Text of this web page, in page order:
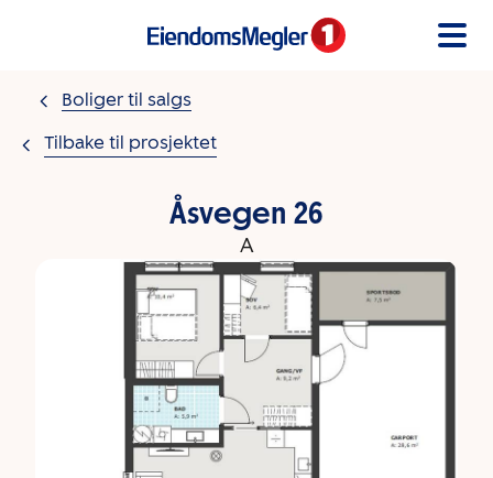
Boliger til salgs
Tilbake til prosjektet
Åsvegen 26
A